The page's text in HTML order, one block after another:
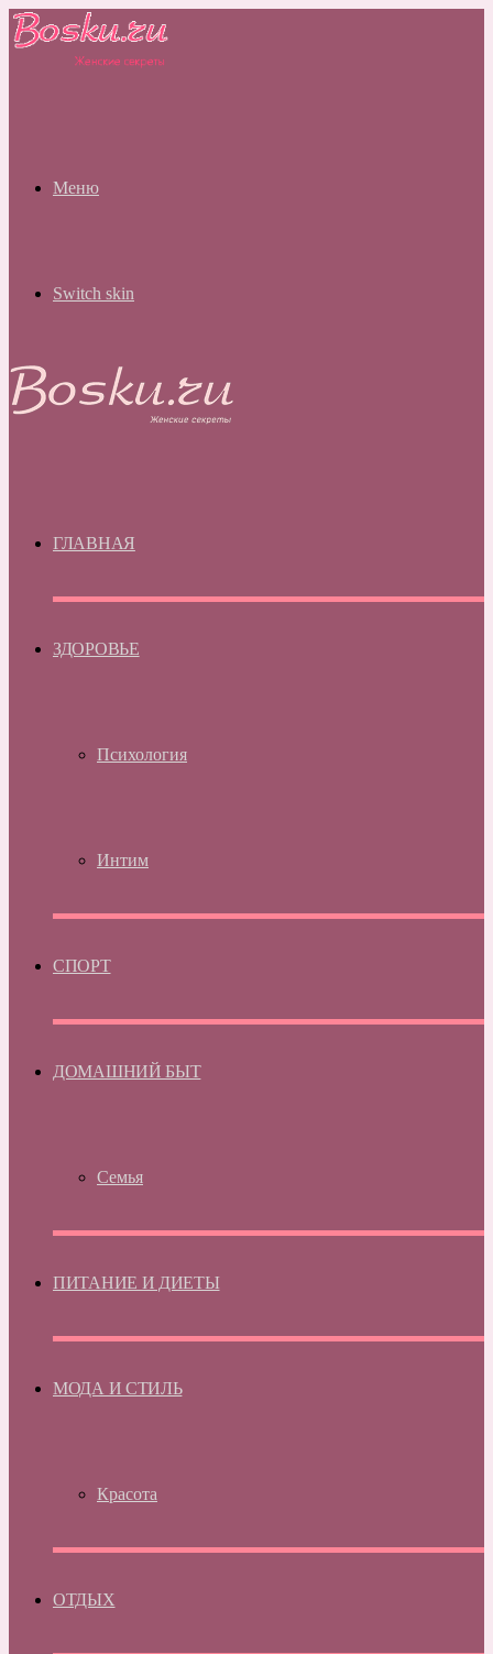
Меню
Switch skin
ГЛАВНАЯ
ЗДОРОВЬЕ
Психология
Интим
СПОРТ
ДОМАШНИЙ БЫТ
Семья
ПИТАНИЕ И ДИЕТЫ
МОДА И СТИЛЬ
Красота
ОТДЫХ